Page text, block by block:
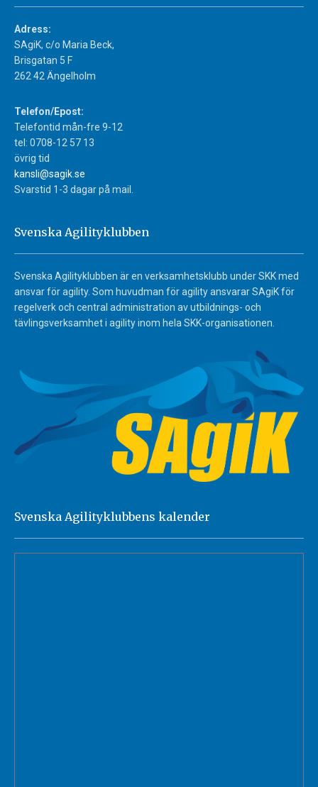
Adress:
SAgiK, c/o Maria Beck,
Brisgatan 5 F
262 42 Ängelholm
Telefon/Epost:
Telefontid mån-fre 9-12
tel: 0708-12 57 13
övrig tid
kansli@sagik.se
Svarstid 1-3 dagar på mail.
Svenska Agilityklubben
Svenska Agilityklubben är en verksamhetsklubb under SKK med
ansvar för agility. Som huvudman för agility ansvarar SAgiK för
regelverk och central administration av utbildnings- och
tävlingsverksamhet i agility inom hela SKK-organisationen.
Svenska Agilityklubbens kalender